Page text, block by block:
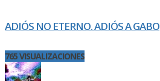
ADIÓS NO ETERNO. ADIÓS A GABO
765 VISUALIZACIONES